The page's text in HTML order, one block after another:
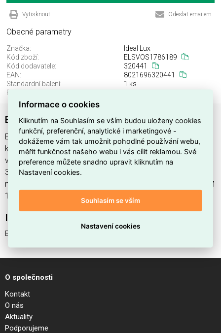
Vytisknout Odeslat emailem
Obecné parametry
Značka:
Ideal Lux
Kód zboží:
ELSVOS1786189
Kód dodavatele:
320441
EAN:
8021696320441
Standardní balení:
1 ks
Recyklační poplatek:
EGO PROFILE RECESSED TRIM 1000 mm WH
EGO PROFILE RECESSED TRIM 1000 mm WH najdete v
kategoriích Svítidla, Svítidla, světelné zdroje a LED osvětlení,
výrobce Ideal Lux, EAN 8021696320441, kód dodavatele
320441. EGO PROFILE RECESSED TRIM 1000 mm WH
nabízíme od 1 ks. Kód EMAS EGO PROFILE RECESSED TRIM
1000 mm WH je ELSVOS1786189.
EGO PROFILE RECESSED TRIM 1000 mm WH
O společnosti
Kontakt
O nás
Aktuality
Podporujeme
Informace o cookies
Kliknutím na Souhlasím se vším budou uloženy cookies
funkční, preferenční, analytické i marketingové -
dokážeme vám tak umožnit pohodlné používání webu,
měřit funkčnost našeho webu i vás cílit reklamou. Své
preference můžete snadno upravit kliknutím na
Nastavení cookies.
Souhlasím se vším
Nastavení cookies